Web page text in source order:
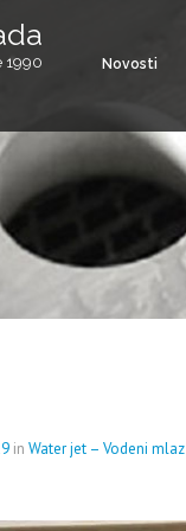
1990 Novosti
in Water jet – Vodeni mlaz